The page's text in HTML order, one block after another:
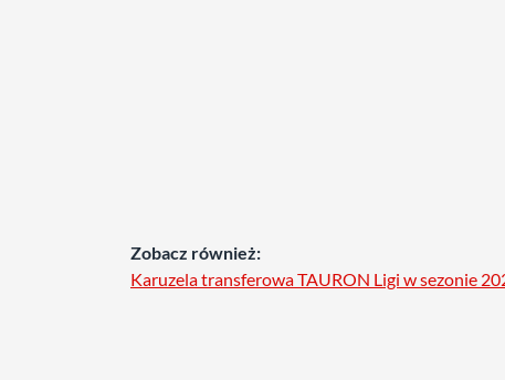
Zobacz również:
Karuzela transferowa TAURON Ligi w sezonie